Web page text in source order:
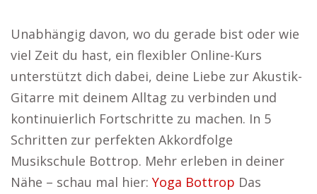
Unabhängig davon, wo du gerade bist oder wie
viel Zeit du hast, ein flexibler Online-Kurs
unterstützt dich dabei, deine Liebe zur Akustik-
Gitarre mit deinem Alltag zu verbinden und
kontinuierlich Fortschritte zu machen. In 5
Schritten zur perfekten Akkordfolge
Musikschule Bottrop. Mehr erleben in deiner
Nähe – schau mal hier: Yoga Bottrop Das